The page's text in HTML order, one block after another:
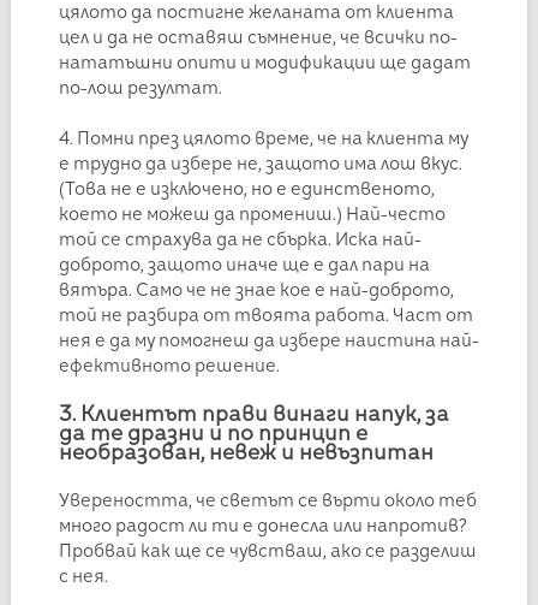
цялото да постигне желаната от клиента
цел и да не оставяш съмнение, че всички по-
нататъшни опити и модификации ще дадат
по-лош резултат.
4. Помни през цялото време, че на клиента му
е трудно да избере не, защото има лош вкус.
(Това не е изключено, но е единственото,
което не можеш да промениш.) Най-често
той се страхува да не сбърка. Иска най-
доброто, защото иначе ще е дал пари на
вятъра. Само че не знае кое е най-доброто,
той не разбира от твоята работа. Част от
нея е да му помогнеш да избере наистина най-
ефективното решение.
3. Клиентът прави винаги напук, за
да те дразни и по принцип е
необразован, невеж и невъзпитан
Увереността, че светът се върти около теб
много радост ли ти е донесла или напротив?
Пробвай как ще се чувстваш, ако се разделиш
с нея.